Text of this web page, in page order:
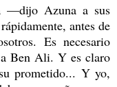
—dijo Azuna a sus
antes de
Es necesario
Ben Ali. Y es claro
prometido... Y yo,